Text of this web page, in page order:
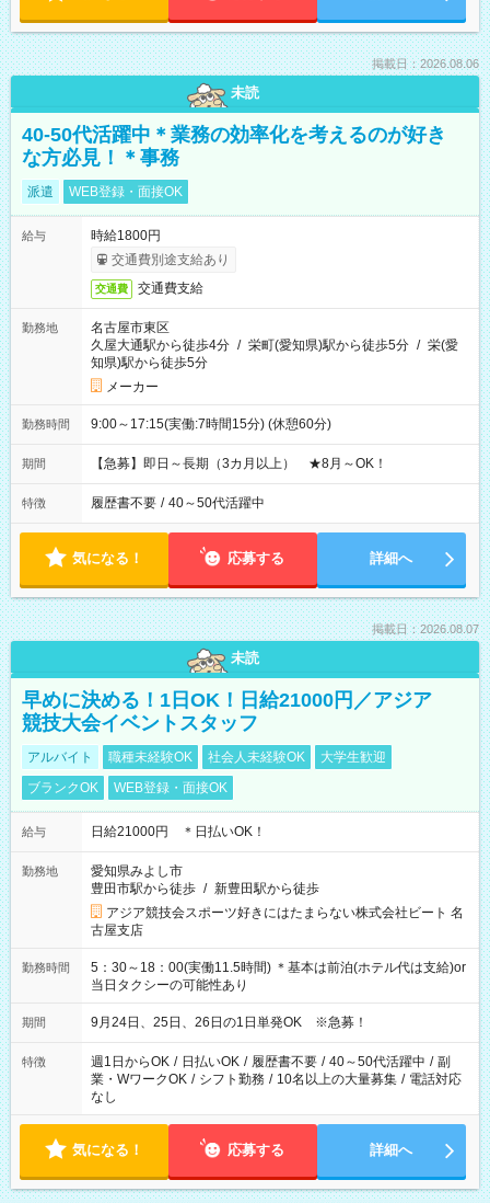
掲載日：2026.08.06
未読
40-50代活躍中＊業務の効率化を考えるのが好き
な方必見！＊事務
派遣 WEB登録・面接OK
給与
時給1800円
交通費別途支給あり
交通費 交通費支給
勤務地
名古屋市東区
久屋大通駅から徒歩4分 / 栄町(愛知県)駅から徒歩5分 / 栄(愛
知県)駅から徒歩5分
メーカー
勤務時間 9:00～17:15(実働:7時間15分) (休憩60分)
期間 【急募】即日～長期（3カ月以上） ★8月～OK！
特徴 履歴書不要 / 40～50代活躍中
気になる！ 応募する 詳細へ
掲載日：2026.08.07
未読
早めに決める！1日OK！日給21000円／アジア
競技大会イベントスタッフ
アルバイト 職種未経験OK 社会人未経験OK
大学生歓迎
ブランクOK
WEB登録・面接OK
給与 日給21000円 ＊日払いOK！
勤務地
愛知県みよし市
豊田市駅から徒歩 / 新豊田駅から徒歩
アジア競技会スポーツ好きにはたまらない株式会社ビート 名
古屋支店
勤務時間
5：30～18：00(実働11.5時間) ＊基本は前泊(ホテル代は支給)or
当日タクシーの可能性あり
期間 9月24日、25日、26日の1日単発OK ※急募！
特徴 週1日からOK / 日払いOK / 履歴書不要 / 40～50代活躍中 / 副
業・WワークOK / シフト勤務 / 10名以上の大量募集 / 電話対応
なし
気になる！ 応募する 詳細へ